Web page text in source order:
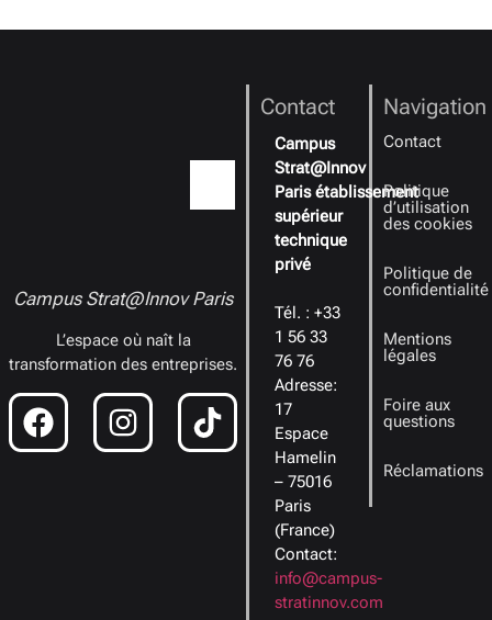
Campus Strat@Innov Paris
L’espace où naît la
transformation des entreprises.
Contact
Campus
Strat@Innov
Paris établissement
supérieur
technique
privé
Tél. : +33
1 56 33
76 76
Adresse:
17
Espace
Hamelin
– 75016
Paris
(France)
Contact:
info@campus-
stratinnov.com
Navigation
Contact
Politique
d’utilisation
des cookies
Politique de
confidentialité
Mentions
légales
Foire aux
questions
Réclamations